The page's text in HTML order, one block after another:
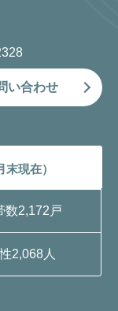
い合わせ
末現在）
数2,172戸
2,068人